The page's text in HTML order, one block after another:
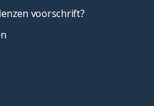
voorschrift?